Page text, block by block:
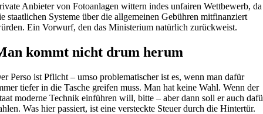
Anbieter von Fotoanlagen wittern indes unfairen Wettbewerb, da
staatlichen Systeme über die allgemeinen Gebühren mitfinanziert
Ein Vorwurf, den das Ministerium natürlich zurückweist.
kommt nicht drum herum
Perso ist Pflicht – umso problematischer ist es, wenn man dafür
tiefer in die Tasche greifen muss. Man hat keine Wahl. Wenn der
moderne Technik einführen will, bitte – aber dann soll er auch
Was hier passiert, ist eine versteckte Steuer durch die Hintertür.